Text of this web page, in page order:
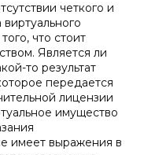
четкого и
что стоит
Является ли
то результат
передается
лицензии
имущество
имеет выражения в